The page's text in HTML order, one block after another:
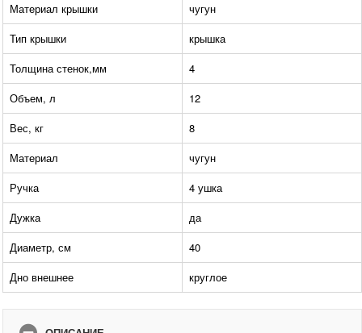
Материал крышки
чугун
Тип крышки
крышка
Толщина стенок,мм
4
Объем, л
12
Вес, кг
8
Материал
чугун
Ручка
4 ушка
Дужка
да
Диаметр, см
40
Дно внешнее
круглое